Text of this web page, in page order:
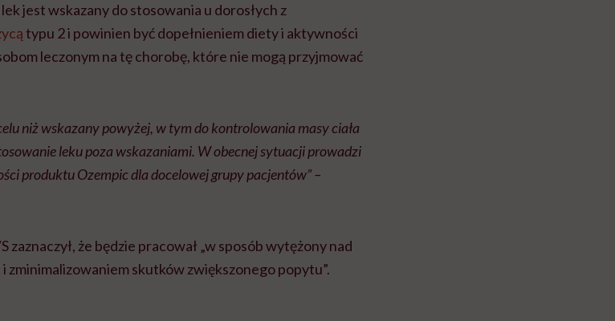
jest wskazany do stosowania u dorosłych z
typu 2 i powinien być dopełnieniem diety i aktywności
leczonym na tę chorobę, które nie mogą przyjmować
niż wskazany powyżej, w tym do kontrolowania masy ciała
leku poza wskazaniami. W obecnej sytuacji prowadzi
produktu Ozempic dla docelowej grupy pacjentów” –
że będzie pracował „w sposób wytężony nad
zminimalizowaniem skutków zwiększonego popytu”.